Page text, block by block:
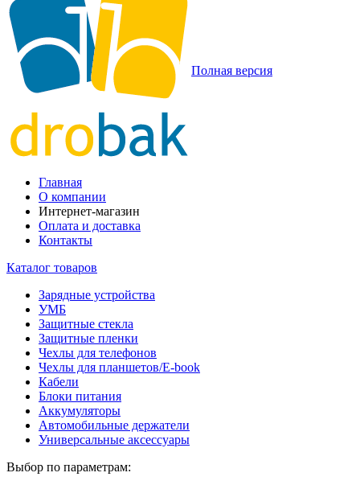
Полная версия
Главная
О компании
Интернет-магазин
Оплата и доставка
Контакты
Каталог товаров
Зарядные устройства
УМБ
Защитные стекла
Защитные пленки
Чехлы для телефонов
Чехлы для планшетов/E-book
Кабели
Блоки питания
Аккумуляторы
Автомобильные держатели
Универсальные аксессуары
Выбор по параметрам: